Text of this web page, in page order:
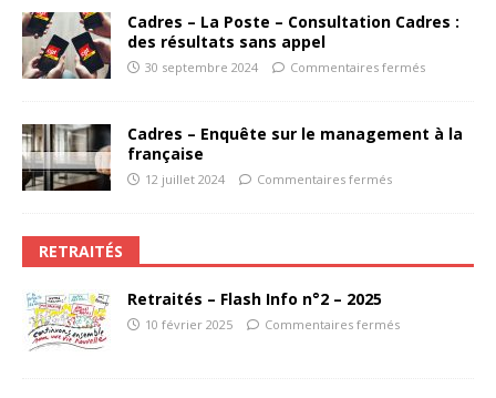
Cadres – La Poste – Consultation Cadres :
des résultats sans appel
30 septembre 2024 Commentaires fermés
Cadres – Enquête sur le management à la
française
12 juillet 2024 Commentaires fermés
RETRAITÉS
Retraités – Flash Info n°2 – 2025
10 février 2025 Commentaires fermés